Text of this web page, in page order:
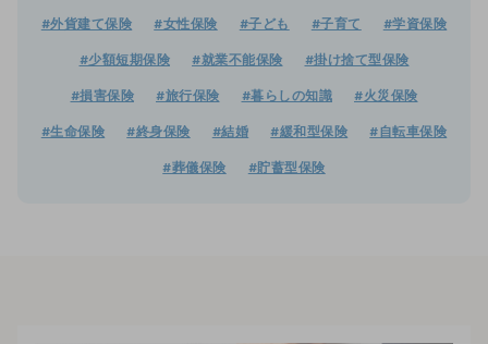
#外貨建て保険 #女性保険 #子ども #子育て #学資保険
#少額短期保険 #就業不能保険 #掛け捨て型保険
#損害保険 #旅行保険 #暮らしの知識 #火災保険
#生命保険 #終身保険 #結婚 #緩和型保険 #自転車保険
#葬儀保険 #貯蓄型保険